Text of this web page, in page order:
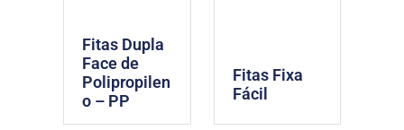
Fitas Dupla
Face de
Polipropilen
o – PP
Fitas Fixa
Fácil